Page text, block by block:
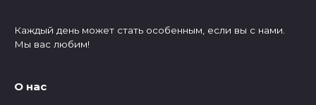
Каждый день может стать особенным, если вы с нами.
Мы вас любим!
О нас